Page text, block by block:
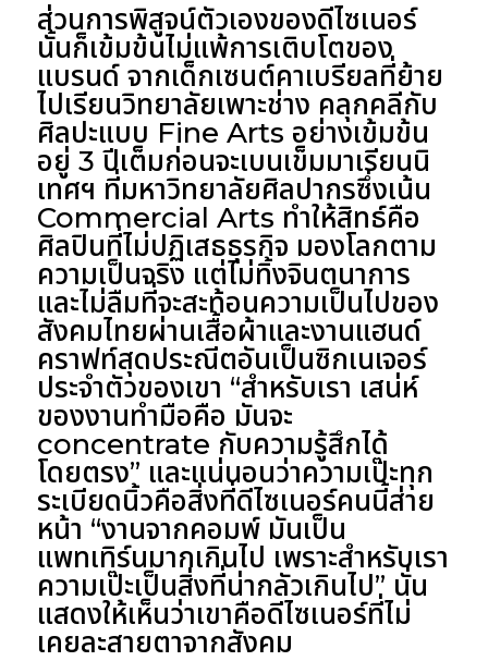
ส่วนการพิสูจน์ตัวเองของดีไซเนอร์
นั้นก็เข้มข้นไม่แพ้การเติบโตของ
แบรนด์ จากเด็กเซนต์คาเบรียลที่ย้าย
ไปเรียนวิทยาลัยเพาะช่าง คลุกคลีกับ
ศิลปะแบบ Fine Arts อย่างเข้มข้น
อยู่ 3 ปีเต็มก่อนจะเบนเข็มมาเรียนนิ
เทศฯ ที่มหาวิทยาลัยศิลปากรซึ่งเน้น
Commercial Arts ทำให้สิทธ์คือ
ศิลปินที่ไม่ปฏิเสธธุรกิจ มองโลกตาม
ความเป็นจริง แต่ไม่ทิ้งจินตนาการ
และไม่ลืมที่จะสะท้อนความเป็นไปของ
สังคมไทยผ่านเสื้อผ้าและงานแฮนด์
คราฟท์สุดประณีตอันเป็นซิกเนเจอร์
ประจำตัวของเขา “สำหรับเรา เสน่ห์
ของงานทำมือคือ มันจะ
concentrate กับความรู้สึกได้
โดยตรง” และแน่นอนว่าความเป๊ะทุก
ระเบียดนิ้วคือสิ่งที่ดีไซเนอร์คนนี้ส่าย
หน้า “งานจากคอมพ์ มันเป็น
แพทเทิร์นมากเกินไป เพราะสำหรับเรา
ความเป๊ะเป็นสิ่งที่น่ากลัวเกินไป” นั่น
แสดงให้เห็นว่าเขาคือดีไซเนอร์ที่ไม่
เคยละสายตาจากสังคม